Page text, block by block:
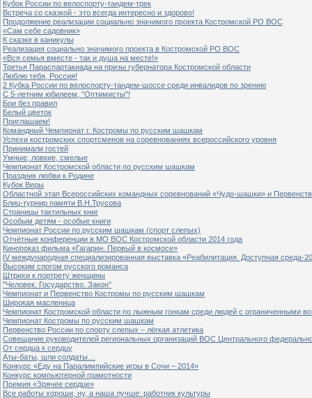
Кубок России по велоспорту-тандем-трек
Встреча со сказкой - это всегда интересно и здорово!
Продолжение реализации социально значимого проекта Костромской РО ВОС
«Сам себе садовник»
К сказке в каникулы
Реализация социально значимого проекта в Костромской РО ВОС
«Вся семья вместе - так и душа на месте!»
Третья Параспартакиада на призы губернатора Костромской области
Люблю тебя, Россия!
2 Кубка России по велоспорту-тандем-шоссе среди инвалидов по зрению
С 5-летним юбилеем, "Оптимисты"!
Бои без правил
Белый цветок
Приглашаем!
Командный Чемпионат г. Костромы по русским шашкам
Успехи костромских спортсменов на соревнованиях всероссийского уровня
Принимали гостей
Умные, ловкие, смелые
Чемпионат Костромской области по русским шашкам
Праздник любви к Родине
Кубок Веры
Областной этап Всероссийских командных соревнований «Чудо-шашки» и
Блиц-турнир памяти В.Н.Трусова
Страницы тактильных книг
Особым детям - особые книги
Чемпионат России по русским шашкам (спорт слепых)
Отчётные конференции в МО ВОС Костромской области 2014 года
Кинопоказ фильма «Гагарин. Первый в космосе»
IV международная специализированная выставка «Реабилитация. Доступная среда-
Высоким слогом русского романса
Штрихи к портрету женщины
"Человек. Государство. Закон"
Чемпионат и Первенство Костромы по русским шашкам
Широкая масленица
Чемпионат Костромской области по лыжным гонкам среди людей с ограниченными
Чемпионат Костромы по русским шашкам
Первенство России по спорту слепых – лёгкая атлетика
Совещание руководителей региональных организаций ВОС Центрального
От сердца к сердцу
Аты-баты, шли солдаты…
Конкурс «Еду на Паралимпийские игры в Сочи – 2014»
Конкурс компьютерной грамотности
Премия «Зрячее сердце»
Все работы хороши, ну, а наша лучше: работник культуры